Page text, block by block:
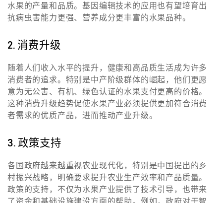
水果的产量和品质。基因编辑技术的应用也有望培育出
抗病虫害能力更强、营养成分更丰富的水果品种。
2. 消费升级
随着人们收入水平的提升，健康和高品质生活成为许多
消费者的追求。特别是中产阶级群体的崛起，他们更愿
意为无公害、有机、绿色认证的水果支付更高的价格。
这种消费升级趋势促使水果产业必须提供更加符合消费
者需求的优质产品，进而推动产业升级。
3. 政策支持
各国政府越来越重视农业现代化，特别是中国提出的乡
村振兴战略，明确要求提升农业生产效率和产品质量。
政策的支持，不仅为水果产业提供了技术引导，也带来